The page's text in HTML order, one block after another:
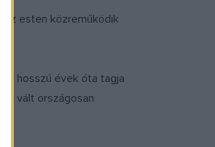
Az esten közreműködik
hosszú évek óta tagja
vált országosan